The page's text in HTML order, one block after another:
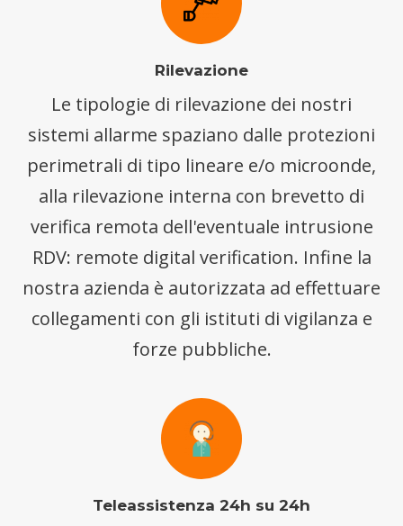
Rilevazione
Le tipologie di rilevazione dei nostri
sistemi allarme spaziano dalle protezioni
perimetrali di tipo lineare e/o microonde,
alla rilevazione interna con brevetto di
verifica remota dell'eventuale intrusione
RDV: remote digital verification. Infine la
nostra azienda è autorizzata ad effettuare
collegamenti con gli istituti di vigilanza e
forze pubbliche.
Teleassistenza 24h su 24h